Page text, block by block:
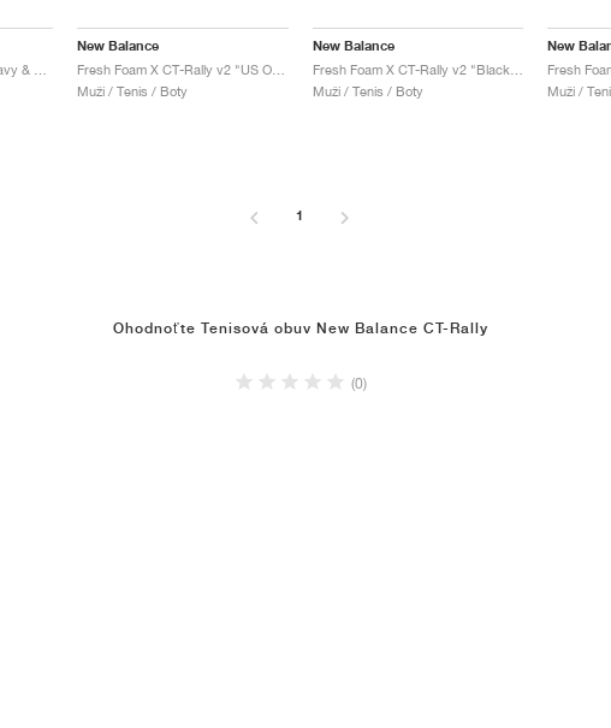
New Balance
Fresh Foam X CT-Rally v2 "US Open"
Muži / Tenis / Boty
New Balance
Muži / Tenis / Boty
New
Muži /
1
Ohodnoťte Tenisová obuv New Balance CT-Rally
(0)